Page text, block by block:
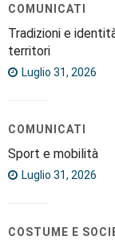
COMUNICATI
Tradizioni e
territori
Luglio 31, 2026
COMUNICATI
Sport e mobilità
Luglio 31, 2026
COSTUME E